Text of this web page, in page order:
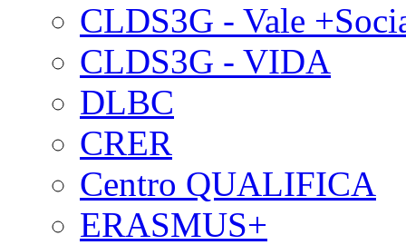
CLDS3G - Vale
CLDS3G - VIDA
DLBC
CRER
Centro QUALIFICA
ERASMUS+